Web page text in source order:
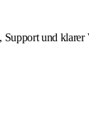
und klarer